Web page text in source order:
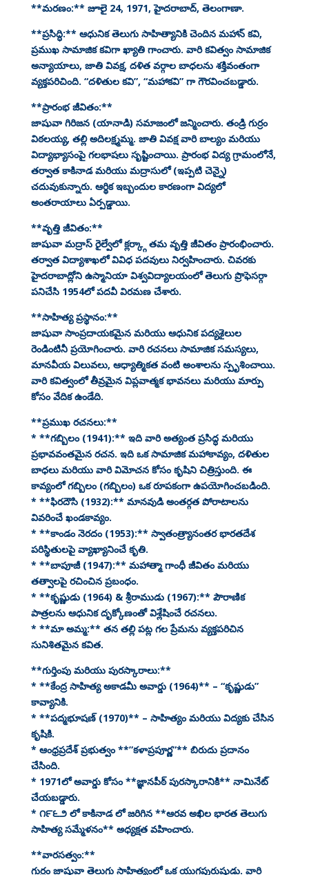
**మరణం:** జూలై 24, 1971, హైదరాబాద్, తెలంగాణా.
**ప్రసిద్ధి:** ఆధునిక తెలుగు సాహిత్యానికి చెందిన మహాన్ కవి,
ప్రముఖ సామాజిక కవిగా ఖ్యాతి గాంచారు. వారి కవిత్వం సామాజిక
అన్యాయాలు, జాతి వివక్ష, దళిత వర్గాల బాధలను శక్తివంతంగా
వ్యక్తపరిచింది. “దళితుల కవి”, “మహాకవి” గా గౌరవించబడ్డారు.
**ప్రారంభ జీవితం:**
జాషువా గిరిజన (యానాడి) సమాజంలో జన్మించారు. తండ్రి గుర్రం
విఠలయ్య, తల్లి అదిలక్ష్మమ్మ. జాతి వివక్ష వారి బాల్యం మరియు
విద్యాభ్యాసంపై గలభాషలు సృష్టించాయి. ప్రారంభ విద్య గ్రామంలోనే,
తర్వాత కాకినాడ మరియు మద్రాసులో (ఇప్పటి చెన్నై)
చదువుకున్నారు. ఆర్థిక ఇబ్బందుల కారణంగా విద్యలో
అంతరాయాలు ఏర్పడ్డాయి.
**వృత్తి జీవితం:**
జాషువా మద్రాస్ రైల్వేలో క్లర్క్గా తమ వృత్తి జీవితం ప్రారంభించారు.
తర్వాత విద్యాశాఖలో వివిధ పదవులు నిర్వహించారు. చివరకు
హైదరాబాద్లోని ఉస్మానియా విశ్వవిద్యాలయంలో తెలుగు ప్రొఫెసర్గా
పనిచేసి 1954లో పదవీ విరమణ చేశారు.
**సాహిత్య ప్రస్థానం:**
జాషువా సాంప్రదాయకమైన మరియు ఆధునిక పద్యశైలుల
రెండింటినీ ప్రయోగించారు. వారి రచనలు సామాజిక సమస్యలు,
మానవీయ విలువలు, ఆధ్యాత్మికత వంటి అంశాలను స్పృశించాయి.
వారి కవిత్వంలో తీవ్రమైన విప్లవాత్మక భావనలు మరియు మార్పు
కోసం వేదిక ఉండేది.
**ప్రముఖ రచనలు:**
* **గబ్బిలం (1941):** ఇది వారి అత్యంత ప్రసిద్ధ మరియు
ప్రభావవంతమైన రచన. ఇది ఒక సామాజిక మహాకావ్యం, దళితుల
బాధలు మరియు వారి విమోచన కోసం కృషిని చిత్రిస్తుంది. ఈ
కావ్యంలో గబ్బిలం (గబ్బిలం) ఒక రూపకంగా ఉపయోగించబడింది.
* **ఫిరదౌసి (1932):** మానవుడి అంతర్గత పోరాటాలను
వివరించే ఖండకావ్యం.
* **కాండం నెరదం (1953):** స్వాతంత్ర్యానంతర భారతదేశ
పరిస్థితులపై వ్యాఖ్యానించే కృతి.
* **బాపూజీ (1947):** మహాత్మా గాంధీ జీవితం మరియు
తత్వాలపై రచించిన ప్రబంధం.
* **కృష్ణుడు (1964) & శ్రీరాముడు (1967):** పౌరాణిక
పాత్రలను ఆధునిక దృక్కోణంతో విశ్లేషించే రచనలు.
* **మా అమ్మ:** తన తల్లి పట్ల గల ప్రేమను వ్యక్తపరిచిన
సునిశితమైన కవిత.
**గుర్తింపు మరియు పురస్కారాలు:**
* **కేంద్ర సాహిత్య అకాడమీ అవార్డు (1964)** – “కృష్ణుడు”
కావ్యానికి.
* **పద్మభూషణ్ (1970)** – సాహిత్యం మరియు విద్యకు చేసిన
కృషికి.
* ఆంధ్రప్రదేశ్ ప్రభుత్వం **”కళాప్రపూర్ణ”** బిరుదు ప్రదానం
చేసింది.
* 1971లో అవార్డు కోసం **జ్ఞానపీఠ్ పురస్కారానికి** నామినేట్
చేయబడ్డారు.
* ౧౯౬౨ లో కాకినాడ లో జరిగిన **ఆరవ అఖిల భారత తెలుగు
సాహిత్య సమ్మేళనం** అధ్యక్షత వహించారు.
**వారసత్వం:**
గుర్రం జాషువా తెలుగు సాహిత్యంలో ఒక యుగపురుషుడు. వారి